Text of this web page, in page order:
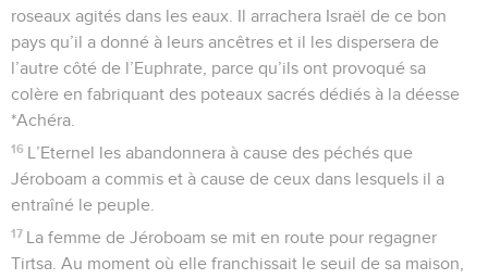
roseaux agités dans les eaux. Il arrachera Israël de ce bon
pays qu’il a donné à leurs ancêtres et il les dispersera de
l’autre côté de l’Euphrate, parce qu’ils ont provoqué sa
colère en fabriquant des poteaux sacrés dédiés à la déesse
*Achéra.
16 L’Eternel les abandonnera à cause des péchés que
Jéroboam a commis et à cause de ceux dans lesquels il a
entraîné le peuple.
17 La femme de Jéroboam se mit en route pour regagner
Tirtsa. Au moment où elle franchissait le seuil de sa maison,